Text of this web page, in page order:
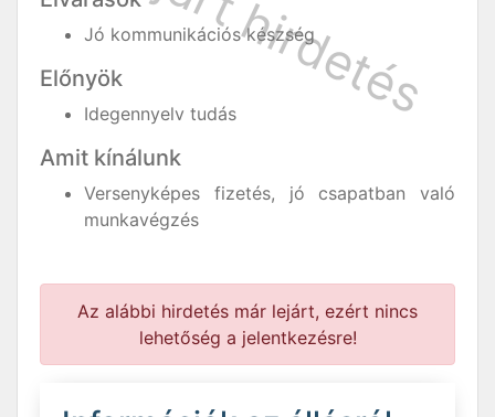
Jó kommunikációs készség
Előnyök
Idegennyelv tudás
Amit kínálunk
Versenyképes fizetés, jó csapatban való
munkavégzés
Az alábbi hirdetés már lejárt, ezért nincs
lehetőség a jelentkezésre!